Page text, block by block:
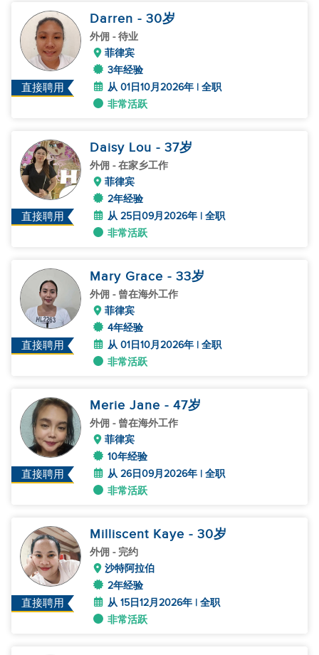
直接聘用
Darren - 30岁
外佣 - 待业
菲律宾
3年经验
从 01日10月2026年 | 全职
非常活跃
直接聘用
Daisy Lou - 37岁
外佣 - 在家乡工作
菲律宾
2年经验
从 25日09月2026年 | 全职
非常活跃
直接聘用
Mary Grace - 33岁
外佣 - 曾在海外工作
菲律宾
4年经验
从 01日10月2026年 | 全职
非常活跃
直接聘用
Merie Jane - 47岁
外佣 - 曾在海外工作
菲律宾
10年经验
从 26日09月2026年 | 全职
非常活跃
直接聘用
Milliscent Kaye - 30岁
外佣 - 完约
沙特阿拉伯
2年经验
从 15日12月2026年 | 全职
非常活跃